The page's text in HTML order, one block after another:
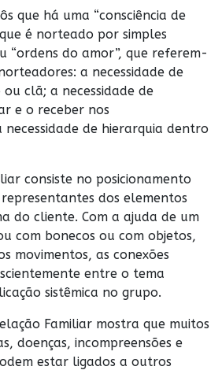
que há uma “consciência de
é norteado por simples
“ordens do amor”, que referem-
a necessidade de
clã; a necessidade de
e o receber nos
necessidade de hierarquia dentro
consiste no posicionamento
dos elementos
do cliente. Com a ajuda de um
com bonecos ou com objetos,
movimentos, as conexões
entre o tema
sistêmica no grupo.
Familiar mostra que muitos
doenças, incompreensões e
estar ligados a outros